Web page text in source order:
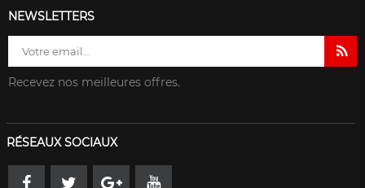
NEWSLETTERS
Recevez nos meilleures offres.
RÉSEAUX SOCIAUX